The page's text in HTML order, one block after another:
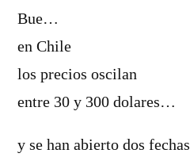
Bue…
en Chile
los precios oscilan
entre 30 y 300 dolares…
y se han abierto dos fechas